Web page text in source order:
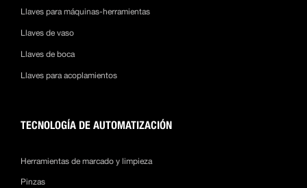
Llaves para máquinas-herramientas
Llaves de vaso
Llaves de boca
Llaves para acoplamientos
TECNOLOGÍA DE AUTOMATIZACIÓN
Herramientas de marcado y limpieza
Pinzas